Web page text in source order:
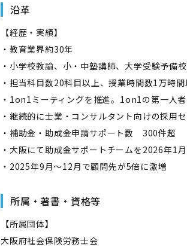
沿革
【経歴・実績】
・教育業界約30年
・小学校教諭、小・中塾講師、大学受験予備
・担当科目数20科目以上、授業時間数1万時間
・1on1ミーティングを推進。1on1の第一人
・継続的に士業・コンサルタント向けの採用
・補助金・助成金申請サポート数 300件超
・大阪にて助成金サポートチームを2026年1
・2025年9月～12月で顧問先が5倍に激増
所属・著書・資格等
【所属団体】
大阪府社会保険労務士会